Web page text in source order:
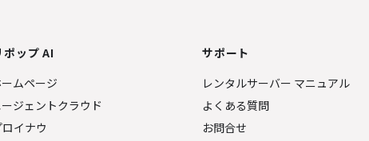
ポップ AI
ムページ
ジェントクラウド
イナウ
サポート
レンタルサーバー マニュアル
よくある質問
お問合せ